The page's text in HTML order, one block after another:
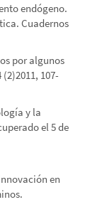
endógeno.
Cuadernos
por algunos
107-
y la
el 5 de
en